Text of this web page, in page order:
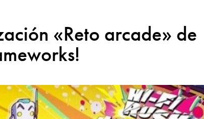
«Reto arcade» de